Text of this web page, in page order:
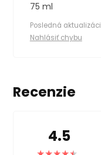
75 ml
Posledná
Nahlásiť chybu
Recenzie
4.5